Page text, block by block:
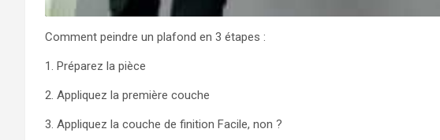
Comment peindre un plafond en 3 étapes :
1. Préparez la pièce
2. Appliquez la première couche
3. Appliquez la couche de finition Facile, non ?